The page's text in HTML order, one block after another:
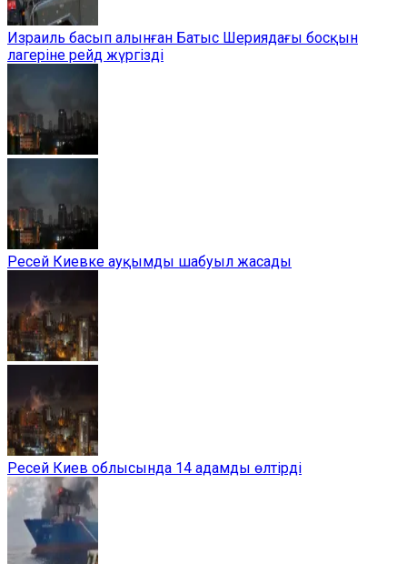
Израиль басып алынған Батыс Шериядағы босқын
лагеріне рейд жүргізді
Ресей Киевке ауқымды шабуыл жасады
Ресей Киев облысында 14 адамды өлтірді